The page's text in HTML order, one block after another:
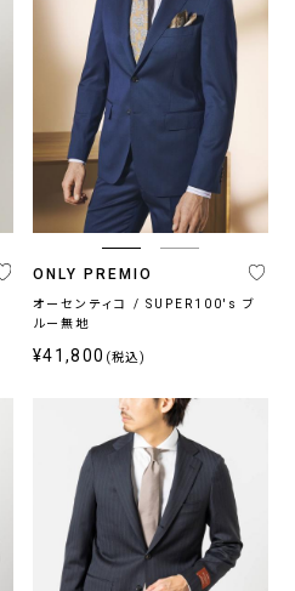
ONLY PREMIO
オーセンティコ / SUPER100's ブ
ルー無地
¥41,800 (税込)